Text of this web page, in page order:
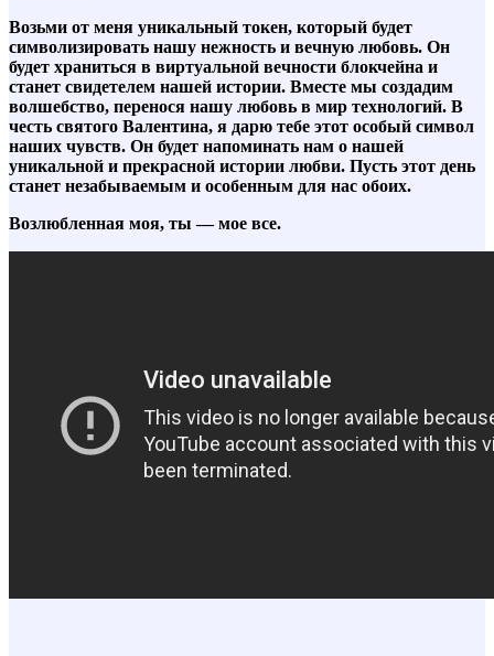
Возьми от меня уникальный токен, который будет
символизировать нашу нежность и вечную любовь. Он
будет храниться в виртуальной вечности блокчейна и
станет свидетелем нашей истории. Вместе мы создадим
волшебство, перенося нашу любовь в мир технологий. В
честь святого Валентина, я дарю тебе этот особый символ
наших чувств. Он будет напоминать нам о нашей
уникальной и прекрасной истории любви. Пусть этот день
станет незабываемым и особенным для нас обоих.
Возлюбленная моя, ты — мое все.